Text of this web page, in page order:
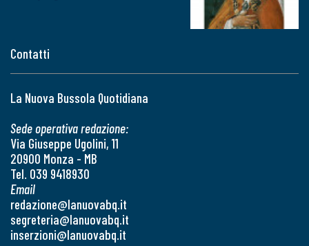
Contatti
La Nuova Bussola Quotidiana
Sede operativa redazione:
Via Giuseppe Ugolini, 11
20900 Monza - MB
Tel. 039 9418930
Email
redazione@lanuovabq.it
segreteria@lanuovabq.it
inserzioni@lanuovabq.it